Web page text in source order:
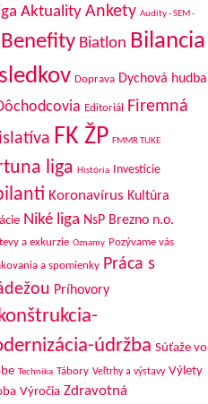
Aktuality Ankety Audity - SEM -
Benefity Biatlon Bilancia
Doprava Dychová hudba
Editoriál
Firemná
FK ŽP FMMR TUKE
liga História Investície
Koronavírus Kultúra
Niké liga NsP Brezno n.o.
a exkurzie Oznamy Pozývame vás
a spomienky Práca s
Príhovory
údržba Súťaže vo
Technika Tábory Veľtrhy a výstavy Výlety
Výročia Zdravotná